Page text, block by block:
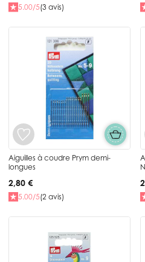
5.00/5(3 avis)
Aiguilles à coudre Prym demi-
longues
2,80 €
5.00/5(2 avis)